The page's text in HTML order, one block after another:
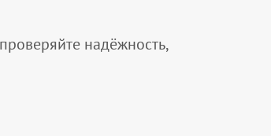
надёжность,